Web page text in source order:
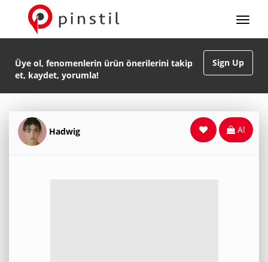
Sign Up
Üye ol, fenomenlerin ürün önerilerini takip
et, kaydet, yorumla!
Hadwig Al